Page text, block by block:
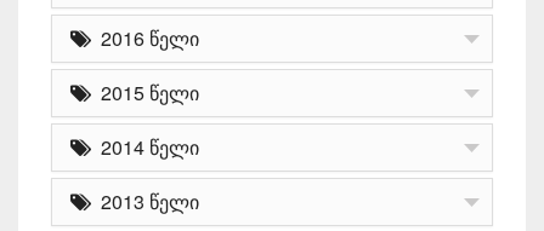
2016 წელი
2015 წელი
2014 წელი
2013 წელი